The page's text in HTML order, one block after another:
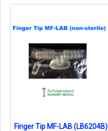
Finger Tip MF-LAB (LB6204B)